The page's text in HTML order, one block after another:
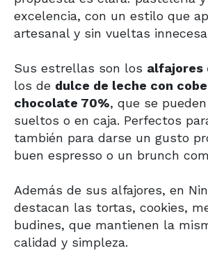
excelencia, con un estilo que
artesanal y sin vueltas
Sus estrellas son los alfajores
los de dulce de leche con
chocolate 70%, que se
sueltos o en caja. Perfectos
también para darse un gusto
buen espresso o un brunch
Además de sus alfajores, en
destacan las tortas, cookies,
budines, que mantienen la
calidad y simpleza.